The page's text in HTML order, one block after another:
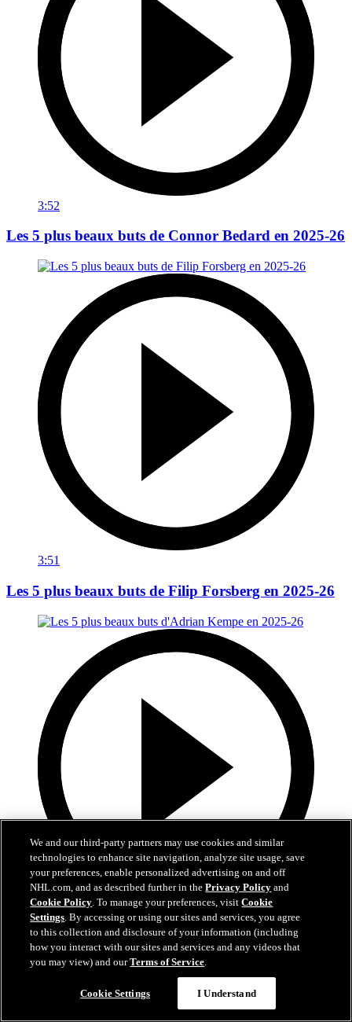
3:52
Les 5 plus beaux buts de Connor Bedard en 2025-26
3:51
Les 5 plus beaux buts de Filip Forsberg en 2025-26
4:09
Les 5 plus beaux buts d'Adrian Kempe en 2025-26
We and our third-party partners may use cookies and similar
technologies to enhance site navigation, analyze site usage, save
your preferences, enable personalized advertising on and off
NHL.com, and as described further in thePrivacy Policy and
Cookie Policy. To manage your preferences, visitCookie
Settings. By accessing or using our sites and services, you agree
to this collection and disclosure of your information (including
how you interact with our sites and services and any videos that
you may view) and ourTerms of Service.
Cookie Settings I Understand